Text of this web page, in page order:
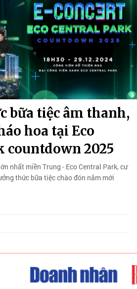
bữa tiệc âm thanh,
hoa tại Eco
countdown 2025
nhất miền Trung - Eco Central Park, cư
thức bữa tiệc chào đón năm mới